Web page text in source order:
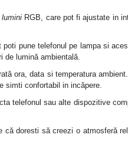
lumini RGB, care pot fi ajustate in
pune telefonul pe lampa si
lumină ambientală.
ora, data si temperatura
simti confortabil in incăpere.
telefonul sau alte dispozitive
doresti să creezi o atmosferă